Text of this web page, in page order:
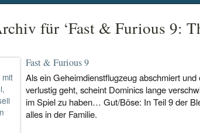
für ‘Fast & Furious 9:
Fast & Furious 9
Als ein Geheimdienstflugzeug abschmiert
verlustig geht, scheint Dominics lange
im Spiel zu haben… Gut/Böse: In Teil 9 der
alles in der Familie.